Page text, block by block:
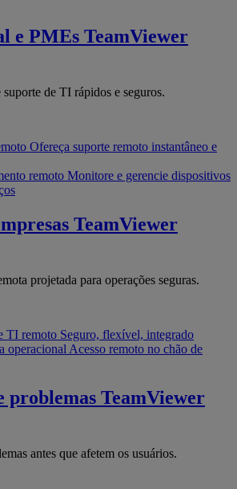
e PMEs TeamViewer
de TI rápidos e seguros.
Ofereça suporte remoto instantâneo e
remoto Monitore e gerencie dispositivos
TeamViewer
projetada para operações seguras.
TI remoto Seguro, flexível, integrado
operacional Acesso remoto no chão de
problemas TeamViewer
antes que afetem os usuários.